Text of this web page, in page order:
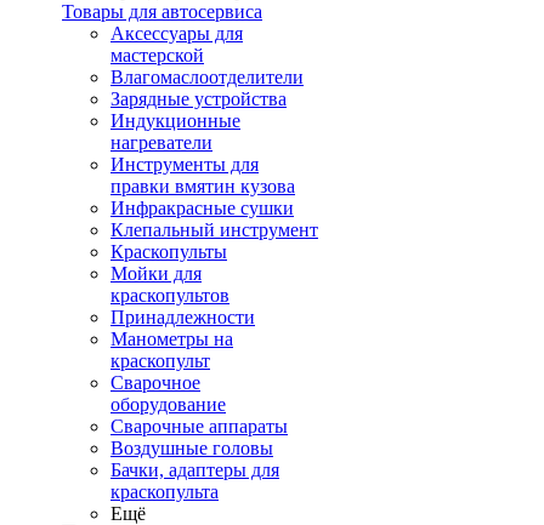
Товары для автосервиса
Аксессуары для
мастерской
Влагомаслоотделители
Зарядные устройства
Индукционные
нагреватели
Инструменты для
правки вмятин кузова
Инфракрасные сушки
Клепальный инструмент
Краскопульты
Мойки для
краскопультов
Принадлежности
Манометры на
краскопульт
Сварочное
оборудование
Сварочные аппараты
Воздушные головы
Бачки, адаптеры для
краскопульта
Ещё